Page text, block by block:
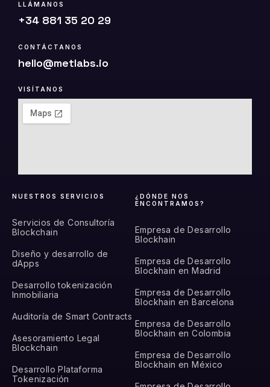
LLÁMANOS
+34 881 35 20 29
CONTÁCTANOS
hello@metlabs.io
VISÍTANOS
NUESTROS SERVICIOS
Servicios de Consultoría
Blockchain
Diseño y desarrollo de
dApps
Desarrollo tokenización
Inmobiliaria
Auditoría de Smart Contracts
Asesoramiento Legal
Blockchain
Desarrollo Plataforma
Tokenización
¿DÓNDE NOS
ENCONTRAMOS?
Empresa de Desarrollo
Blockhain
Empresa de Desarrollo
Blockhain en Madrid
Empresa de Desarrollo
Blockhain en Barcelona
Empresa de Desarrollo
Blockhain en Colombia
Empresa de Desarrollo
Blockhain en México